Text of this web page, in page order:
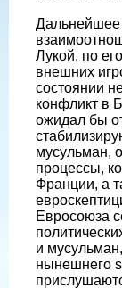
Дальнейшее
Лукой, по
внешних
состоянии
конфликт в
ожидал бы
мусульман,
процессы,
Франции, а
Евросоюза
и
нынешнего